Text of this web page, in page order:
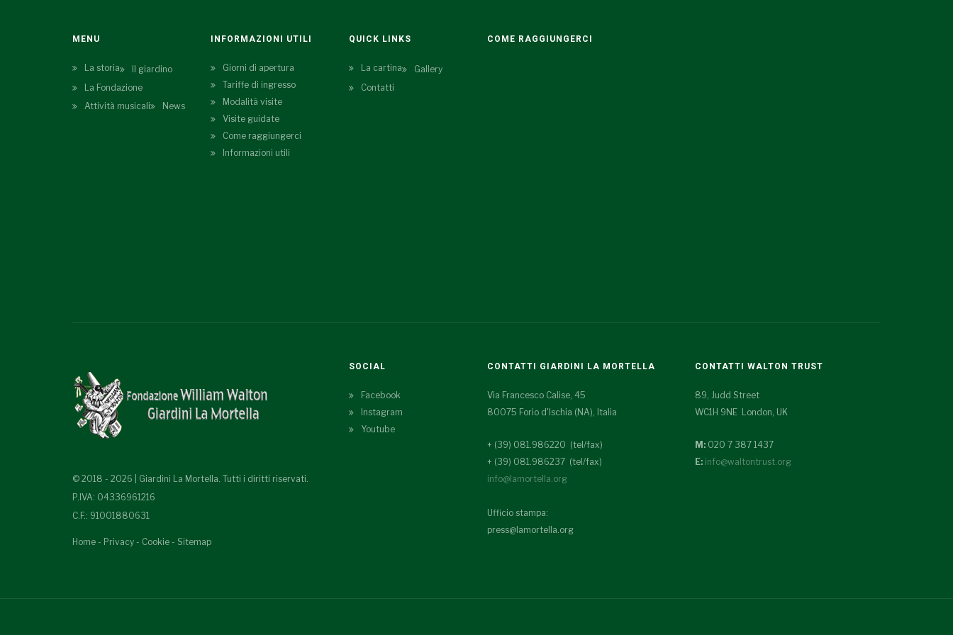
MENU
La storia
Il giardino
La Fondazione
Attività musicali
News
INFORMAZIONI UTILI
Giorni di apertura
Tariffe di ingresso
Modalità visite
Visite guidate
Come raggiungerci
Informazioni utili
QUICK LINKS
La cartina
Gallery
Contatti
COME RAGGIUNGERCI
© 2018 - 2026 | Giardini La Mortella. Tutti i diritti riservati.
P.IVA: 04336961216
C.F.: 91001880631
Home - Privacy - Cookie - Sitemap
SOCIAL
Facebook
Instagram
Youtube
CONTATTI GIARDINI LA MORTELLA
Via Francesco Calise, 45
80075 Forio d'Ischia (NA), Italia
+ (39) 081.986220 (tel/fax)
+ (39) 081.986237 (tel/fax)
info@lamortella.org
Ufficio stampa:
press@lamortella.org
CONTATTI WALTON TRUST
89, Judd Street
WC1H 9NE London, UK
M:020 7 387 1437
E: info@waltontrust.org